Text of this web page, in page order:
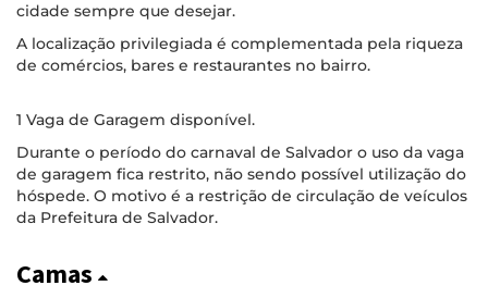
cidade sempre que desejar.
A localização privilegiada é complementada pela riqueza
de comércios, bares e restaurantes no bairro.
1 Vaga de Garagem disponível.
Durante o período do carnaval de Salvador o uso da vaga
de garagem fica restrito, não sendo possível utilização do
hóspede. O motivo é a restrição de circulação de veículos
da Prefeitura de Salvador.
Camas